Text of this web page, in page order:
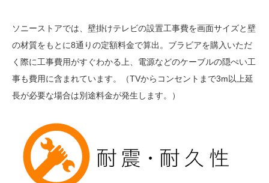
ソニーストアでは、壁掛けテレビの設置工事費を画面サイズと壁
の材質をもとに8通りの定額料金で算出。ブラビアを購入いただ
く際に工事費用がすぐわかる上、電源などのケーブルの隠ぺい工
事も費用に含まれています。（TVからコンセントまで3m以上延
長が必要な場合は別途料金が発生します。）